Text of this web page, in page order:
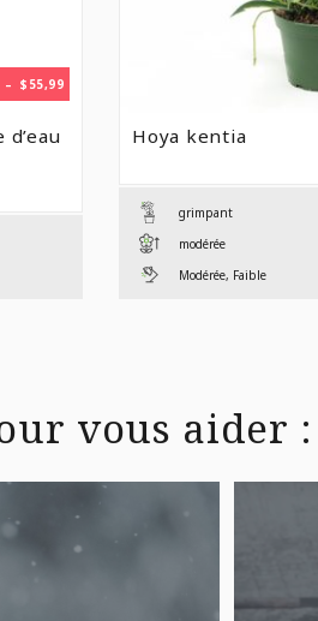
– $ 55,99PLAGE
DE
Hoya kentia
grimpant
modérée
Modérée, Faible
vous aider :